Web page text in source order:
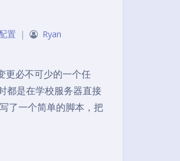
置 |
Ryan
更必不可少的一个任
都是在学校服务器直接
了一个简单的脚本，把